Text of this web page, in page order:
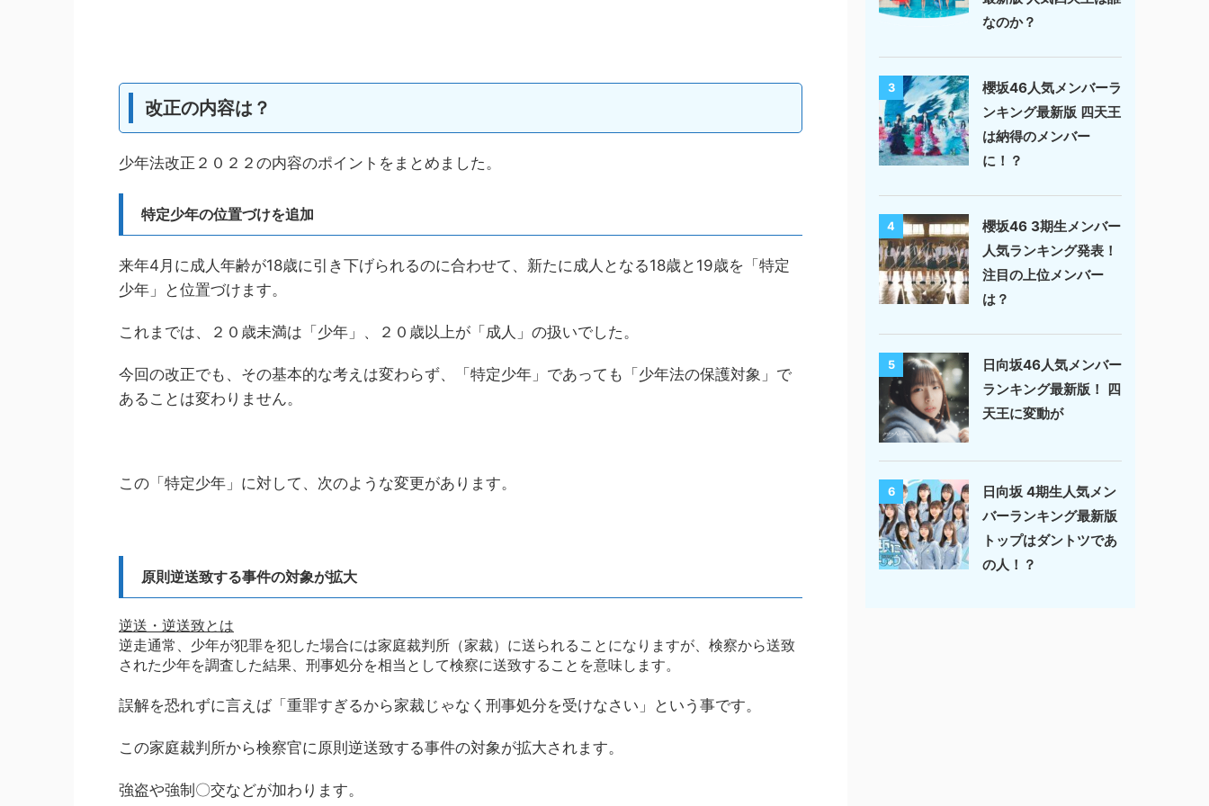
改正の内容は？
少年法改正２０２２の内容のポイントをまとめました。
特定少年の位置づけを追加
来年4月に成人年齢が18歳に引き下げられるのに合わせて、新たに成人となる18歳と19歳を「特定
少年」と位置づけます。
これまでは、２０歳未満は「少年」、２０歳以上が「成人」の扱いでした。
今回の改正でも、その基本的な考えは変わらず、「特定少年」であっても「少年法の保護対象」で
あることは変わりません。
この「特定少年」に対して、次のような変更があります。
原則逆送致する事件の対象が拡大
逆送・逆送致とは
逆走通常、少年が犯罪を犯した場合には家庭裁判所（家裁）に送られることになりますが、検察から送致
された少年を調査した結果、刑事処分を相当として検察に送致することを意味します。
誤解を恐れずに言えば「重罪すぎるから家裁じゃなく刑事処分を受けなさい」という事です。
この家庭裁判所から検察官に原則逆送致する事件の対象が拡大されます。
強盗や強制〇交などが加わります。
なのか？
3
櫻坂46人気メンバーラ
ンキング最新版 四天王
は納得のメンバー
に！？
4
櫻坂46 3期生メンバー
人気ランキング発表！
注目の上位メンバー
は？
5
日向坂46人気メンバー
ランキング最新版！ 四
天王に変動が
6
日向坂 4期生人気メン
バーランキング最新版
トップはダントツであ
の人！？